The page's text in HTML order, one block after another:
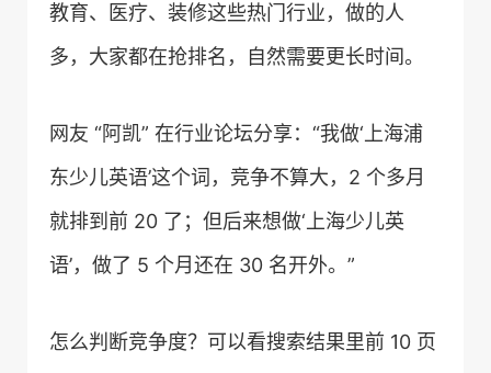
教育、医疗、装修这些热门行业，做的人
多，大家都在抢排名，自然需要更长时间。
网友 “阿凯” 在行业论坛分享：“我做‘上海浦
东少儿英语’这个词，竞争不算大，2 个多月
就排到前 20 了；但后来想做‘上海少儿英
语’，做了 5 个月还在 30 名开外。”
怎么判断竞争度？可以看搜索结果里前 10 页